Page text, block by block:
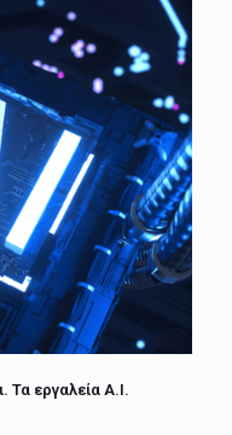
Τα εργαλεία A.I.